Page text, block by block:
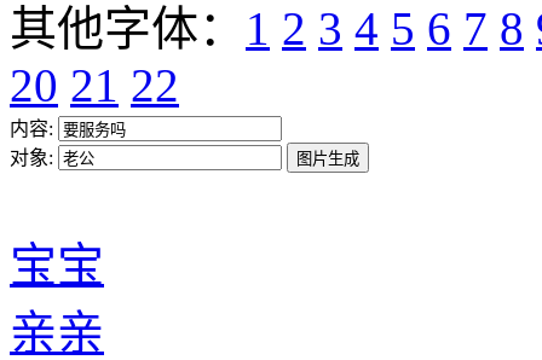
其他字体： 1 2 3 4 5 6 7 8
20 21 22
内容:
对象:
宝宝
亲亲